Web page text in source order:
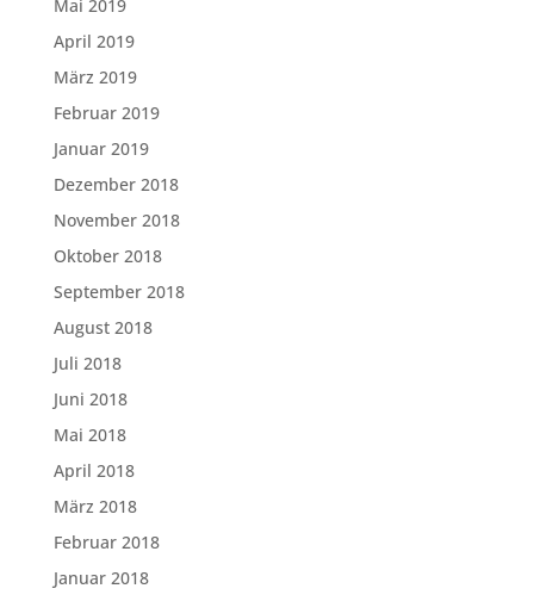
Mai 2019
April 2019
März 2019
Februar 2019
Januar 2019
Dezember 2018
November 2018
Oktober 2018
September 2018
August 2018
Juli 2018
Juni 2018
Mai 2018
April 2018
März 2018
Februar 2018
Januar 2018